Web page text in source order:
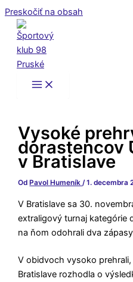
Preskočiť na obsah
Vysoké
dorastencov
v Bratislave
Od Pavol Humeník/1. decembra
V Bratislave sa 30.
extraligový turnaj kategórie
na ňom odohrali dva
V obidvoch vysoko
Bratislave rozhodla o